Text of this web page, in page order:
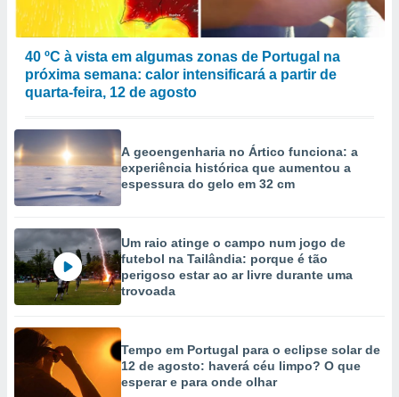
40 ºC à vista em algumas zonas de Portugal na
próxima semana: calor intensificará a partir de
quarta-feira, 12 de agosto
A geoengenharia no Ártico funciona: a
experiência histórica que aumentou a
espessura do gelo em 32 cm
Um raio atinge o campo num jogo de
futebol na Tailândia: porque é tão
perigoso estar ao ar livre durante uma
trovoada
Tempo em Portugal para o eclipse solar de
12 de agosto: haverá céu limpo? O que
esperar e para onde olhar